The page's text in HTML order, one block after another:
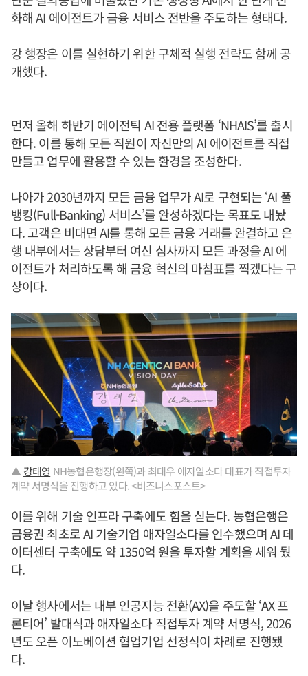
화해 AI 에이전트가 금융 서비스 전반을 주도하는 형태다.
강 행장은 이를 실현하기 위한 구체적 실행 전략도 함께 공
개했다.
먼저 올해 하반기 에이전틱 AI 전용 플랫폼 ‘NHAIS’를 출시
한다. 이를 통해 모든 직원이 자신만의 AI 에이전트를 직접
만들고 업무에 활용할 수 있는 환경을 조성한다.
나아가 2030년까지 모든 금융 업무가 AI로 구현되는 ‘AI 풀
뱅킹(Full-Banking) 서비스’를 완성하겠다는 목표도 내놨
다. 고객은 비대면 AI를 통해 모든 금융 거래를 완결하고 은
행 내부에서는 상담부터 여신 심사까지 모든 과정을 AI 에
이전트가 처리하도록 해 금융 혁신의 마침표를 찍겠다는 구
상이다.
▲ 강태영 NH농협은행장(왼쪽)과 최대우 애자일소다 대표가 직접투자
계약 서명식을 진행하고 있다. <비즈니스포스트>
이를 위해 기술 인프라 구축에도 힘을 싣는다. 농협은행은
금융권 최초로 AI 기술기업 애자일소다를 인수했으며 AI 데
이터센터 구축에도 약 1350억 원을 투자할 계획을 세워 뒀
다.
이날 행사에서는 내부 인공지능 전환(AX)을 주도할 ‘AX 프
론티어’ 발대식과 애자일소다 직접투자 계약 서명식, 2026
년도 오픈 이노베이션 협업기업 선정식이 차례로 진행됐
다.